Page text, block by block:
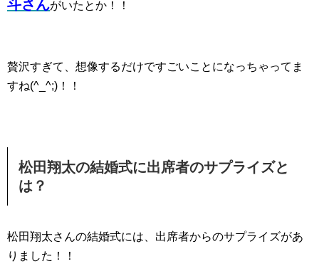
斗さんがいたとか！！
贅沢すぎて、想像するだけですごいことになっちゃってま
すね(^_^;)！！
松田翔太の結婚式に出席者のサプライズと
は？
松田翔太さんの結婚式には、出席者からのサプライズがあ
りました！！